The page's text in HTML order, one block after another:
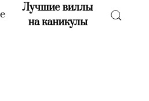
(current)
Лучшие виллы
на каникулы(current)